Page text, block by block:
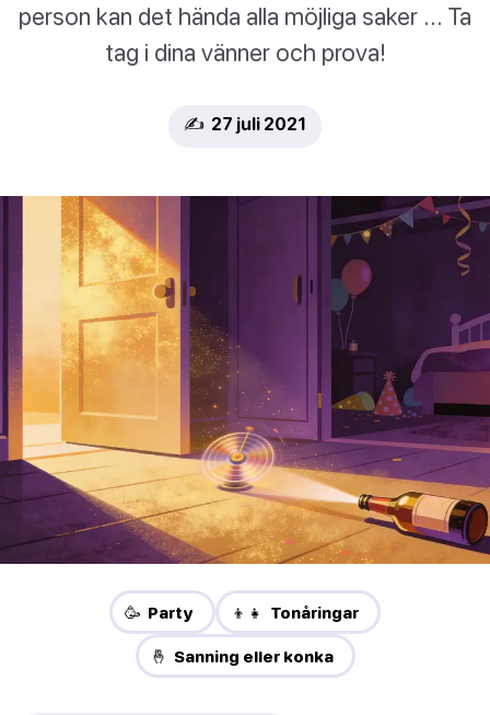
person kan det hända alla möjliga saker ... Ta
tag i dina vänner och prova!
✍️ 27 juli 2021
🥳 Party 👦👧 Tonåringar
🤞 Sanning eller konka